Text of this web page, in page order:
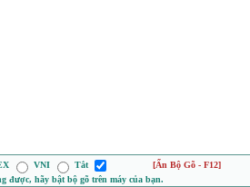
VNI Tắt
[Ẩn Bộ Gõ - F12]
được, hãy bật bộ gõ trên máy của bạn.